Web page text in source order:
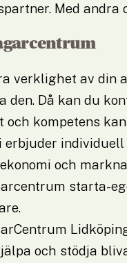
Med andra
verklighet av din
den. Då kan du
och kompetens
erbjuder
och
starta-
och stödja